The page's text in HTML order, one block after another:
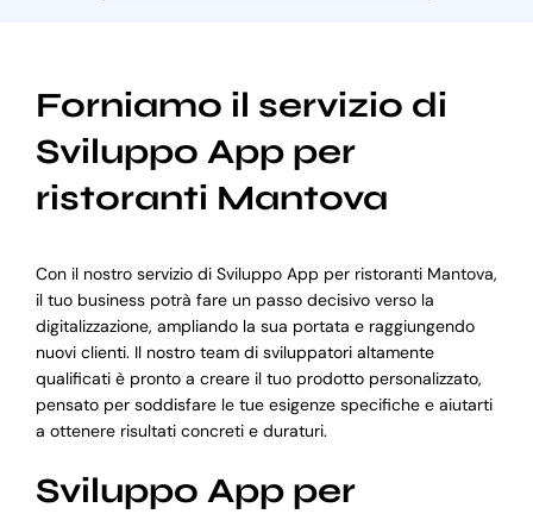
Forniamo il servizio di
Sviluppo App per
ristoranti Mantova
Con il nostro servizio di Sviluppo App per ristoranti Mantova,
il tuo business potrà fare un passo decisivo verso la
digitalizzazione, ampliando la sua portata e raggiungendo
nuovi clienti. Il nostro team di sviluppatori altamente
qualificati è pronto a creare il tuo prodotto personalizzato,
pensato per soddisfare le tue esigenze specifiche e aiutarti
a ottenere risultati concreti e duraturi.
Sviluppo App per